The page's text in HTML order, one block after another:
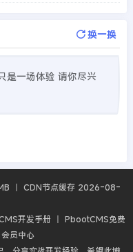
换一换
是一场体验 请你尽兴
丨 CDN节点缓存 2026-08-
开发手册 丨 PbootCMS免费
会员中心